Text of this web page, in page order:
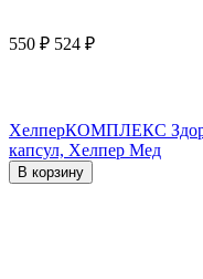
550 ₽ 524 ₽
ХелперКОМПЛЕКС
капсул, Хелпер Мед
В корзину